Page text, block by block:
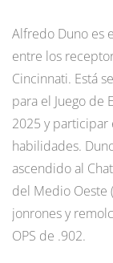
Alfredo Duno es
entre los
Cincinnati. Está
para el Juego de
2025 y participar
habilidades.
ascendido al
del Medio Oeste
jonrones y
OPS de .902.